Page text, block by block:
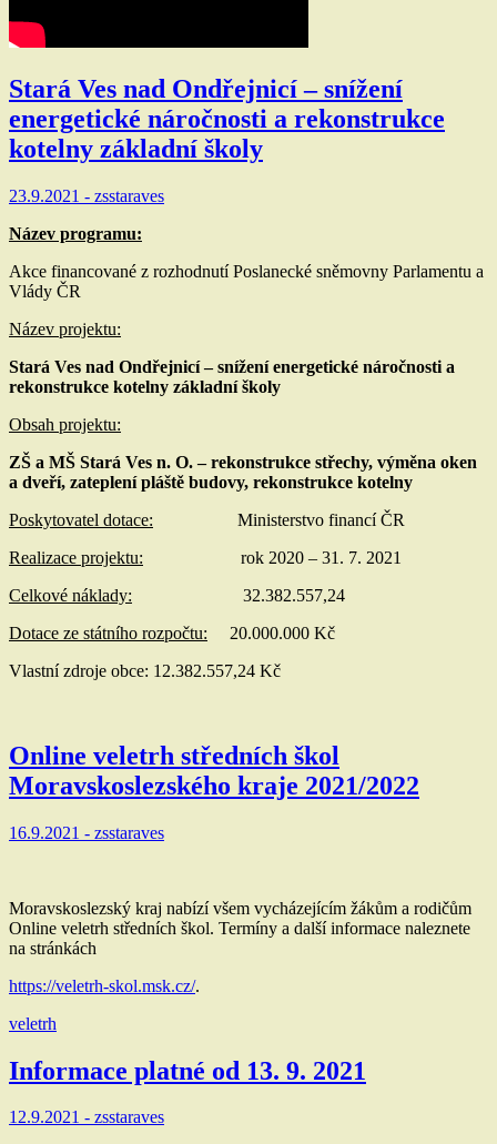
Stará Ves nad Ondřejnicí – snížení
energetické náročnosti a rekonstrukce
kotelny základní školy
23.9.2021 - zsstaraves
Název programu:
Akce financované z rozhodnutí Poslanecké sněmovny Parlamentu a
Vlády ČR
Název projektu:
Stará Ves nad Ondřejnicí – snížení energetické náročnosti a
rekonstrukce kotelny základní školy
Obsah projektu:
ZŠ a MŠ Stará Ves n. O. – rekonstrukce střechy, výměna oken
a dveří, zateplení pláště budovy, rekonstrukce kotelny
Poskytovatel dotace: Ministerstvo financí ČR
Realizace projektu: rok 2020 – 31. 7. 2021
Celkové náklady: 32.382.557,24
Dotace ze státního rozpočtu: 20.000.000 Kč
Vlastní zdroje obce: 12.382.557,24 Kč
Online veletrh středních škol
Moravskoslezského kraje 2021/2022
16.9.2021 - zsstaraves
Moravskoslezský kraj nabízí všem vycházejícím žákům a rodičům
Online veletrh středních škol. Termíny a další informace naleznete
na stránkách
https://veletrh-skol.msk.cz/.
veletrh
Informace platné od 13. 9. 2021
12.9.2021 - zsstaraves